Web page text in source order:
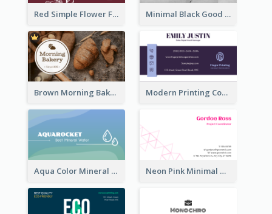
Red Simple Flower Florist Business Card Minimal Black Good Space Interior Business Card
Brown Morning Bakery Business Card Modern Printing Company Business Card Design
Aqua Color Mineral Water Business Card Design Neon Pink Minimal Triangular Business Card Maker